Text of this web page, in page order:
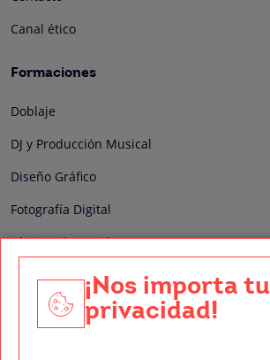
Canal ético
Formaciones
Doblaje
DJ y Producción Musical
Diseño Gráfico
Fotografía Digital
Técnico de Sonido
Edición y Postproducción de Vídeo
Nuestros sellos de calidad
¡Nos importa tu
privacidad!